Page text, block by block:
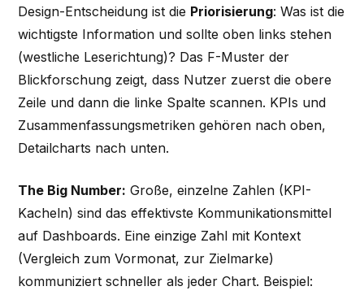
Design-Entscheidung ist die Priorisierung: Was ist die
wichtigste Information und sollte oben links stehen
(westliche Leserichtung)? Das F-Muster der
Blickforschung zeigt, dass Nutzer zuerst die obere
Zeile und dann die linke Spalte scannen. KPIs und
Zusammenfassungsmetriken gehören nach oben,
Detailcharts nach unten.
The Big Number: Große, einzelne Zahlen (KPI-
Kacheln) sind das effektivste Kommunikationsmittel
auf Dashboards. Eine einzige Zahl mit Kontext
(Vergleich zum Vormonat, zur Zielmarke)
kommuniziert schneller als jeder Chart. Beispiel: